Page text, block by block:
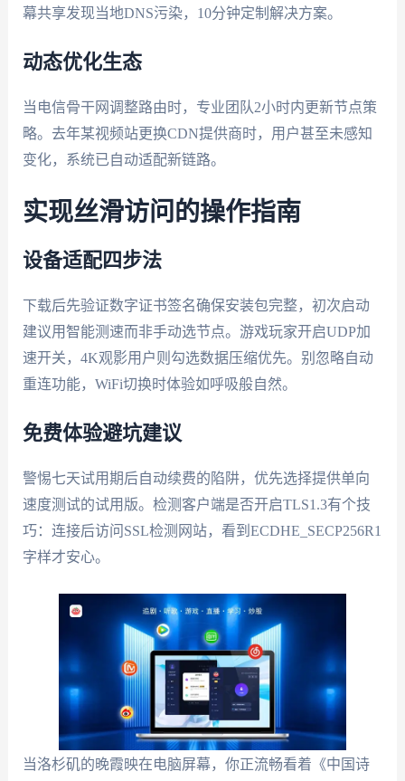
幕共享发现当地DNS污染，10分钟定制解决方案。
动态优化生态
当电信骨干网调整路由时，专业团队2小时内更新节点策
略。去年某视频站更换CDN提供商时，用户甚至未感知
变化，系统已自动适配新链路。
实现丝滑访问的操作指南
设备适配四步法
下载后先验证数字证书签名确保安装包完整，初次启动
建议用智能测速而非手动选节点。游戏玩家开启UDP加
速开关，4K观影用户则勾选数据压缩优先。别忽略自动
重连功能，WiFi切换时体验如呼吸般自然。
免费体验避坑建议
警惕七天试用期后自动续费的陷阱，优先选择提供单向
速度测试的试用版。检测客户端是否开启TLS1.3有个技
巧：连接后访问SSL检测网站，看到ECDHE_SECP256R1
字样才安心。
当洛杉矶的晚霞映在电脑屏幕，你正流畅看着《中国诗